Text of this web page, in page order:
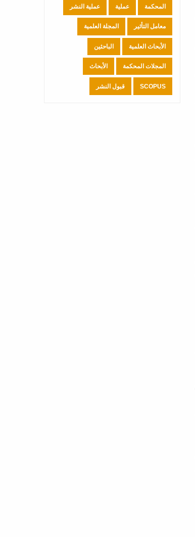
المحكمة عملية عملية النشر
معامل التأثير المجلة العلمية
الأبحاث العلمية الباحثين
المجلات المحكمة الأبحاث
SCOPUS قبول النشر